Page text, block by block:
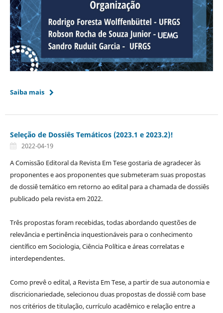
Saiba mais
Seleção de Dossiês Temáticos (2023.1 e 2023.2)!
2022-04-19
A Comissão Editoral da Revista Em Tese gostaria de agradecer às
proponentes e aos proponentes que submeteram suas propostas
de dossiê temático em retorno ao edital para a chamada de dossiês
publicado pela revista em 2022.
Três propostas foram recebidas, todas abordando questões de
relevância e pertinência inquestionáveis para o conhecimento
científico em Sociologia, Ciência Política e áreas correlatas e
interdependentes.
Como prevê o edital, a Revista Em Tese, a partir de sua autonomia e
discricionariedade, selecionou duas propostas de dossiê com base
nos critérios de titulação, currículo acadêmico e relação entre a